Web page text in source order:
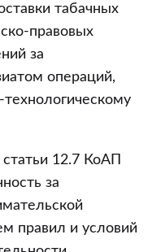
табачных
правовых
за
операций,
12.7 КоАП
за
правил и условий